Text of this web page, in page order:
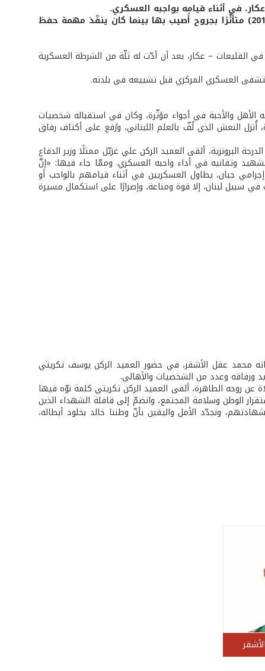
كما استشهد المجنّد الشهيد الممدّدة خدماته محمد عقل الأشقر (10 /3/ 2019) متأثّرًا بجروح أُصيب بها بينما كان ينفّذ مهمة حفظ
القليعات – عكار، بعد أن أدّت له ثلّة من الشرطة العسكرية
العسكري المركزي قبل تشييعه في بلدته.
والأحبة في أجواء مؤثّرة، وكان في استقباله شخصيات
أُنزل النعش الذي لُفّ بالعلم اللبناني، ورُفع على أكتاف رفاق
البرونزية، ألقى العميد الركن علي غزيّل ممثلًا وزير الدفاع
وتفانيه في أداء واجبه العسكري. وممّا جاء فيها: «إنَّ
جبان، يطاول العسكريين في أثناء قيامهم بالواجب أو
في سبيل لبنان، إلا قوة ومناعة، وإصرارًا على استكمال مسيرة
محمد عقل الأشقر، في حضور العميد الركن يوسف تكريتي
ورفاقه وعدد من الشخصيات والأهالي.
عن روحه الطاهرة، ألقى العميد الركن تكريتي كلمة نوّه فيها
الوطن وسلامة المجتمع، وانضمّ إلى قافلة الشهداء الذين
ونجدّد الأمل واليقين بأنّ وطننا خالد بخلود أبطاله،